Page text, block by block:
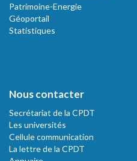
Patrimoine-Energie
Géoportail
Statistiques
Nous contacter
Secrétariat de la CPDT
Les universités
Cellule communication
La lettre de la CPDT